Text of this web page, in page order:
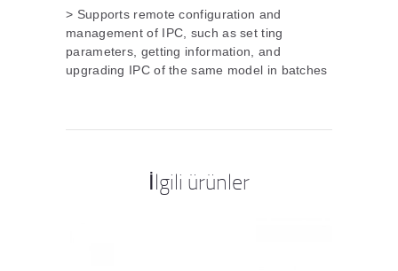
> Supports remote configuration and
management of IPC, such as set ting
parameters, getting information, and
upgrading IPC of the same model in batches
İlgili ürünler